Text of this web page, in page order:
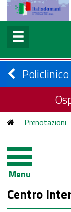
Prenotazioni
Menu
Centro